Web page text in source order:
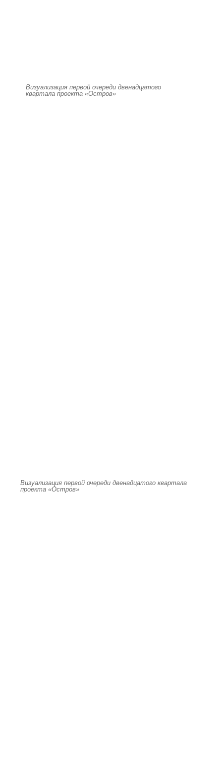
Визуализация первой очереди двенадцатого
квартала проекта «Остров»
Визуализация первой очереди двенадцатого квартала
проекта «Остров»